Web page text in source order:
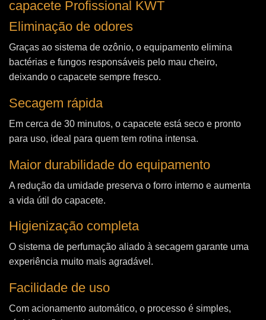
capacete Profissional KWT
Eliminação de odores
Graças ao sistema de ozônio, o equipamento elimina
bactérias e fungos responsáveis pelo mau cheiro,
deixando o capacete sempre fresco.
Secagem rápida
Em cerca de 30 minutos, o capacete está seco e pronto
para uso, ideal para quem tem rotina intensa.
Maior durabilidade do equipamento
A redução da umidade preserva o forro interno e aumenta
a vida útil do capacete.
Higienização completa
O sistema de perfumação aliado à secagem garante uma
experiência muito mais agradável.
Facilidade de uso
Com acionamento automático, o processo é simples,